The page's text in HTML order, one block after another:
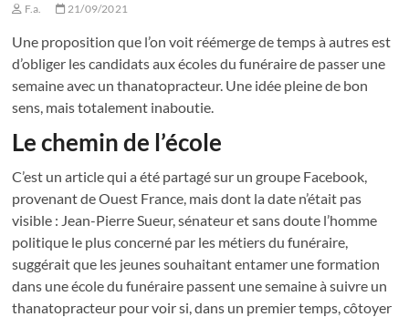
F.a. 21/09/2021
Une proposition que l’on voit réémerge de temps à autres est
d’obliger les candidats aux écoles du funéraire de passer une
semaine avec un thanatopracteur. Une idée pleine de bon
sens, mais totalement inaboutie.
Le chemin de l’école
C’est un article qui a été partagé sur un groupe Facebook,
provenant de Ouest France, mais dont la date n’était pas
visible : Jean-Pierre Sueur, sénateur et sans doute l’homme
politique le plus concerné par les métiers du funéraire,
suggérait que les jeunes souhaitant entamer une formation
dans une école du funéraire passent une semaine à suivre un
thanatopracteur pour voir si, dans un premier temps, côtoyer